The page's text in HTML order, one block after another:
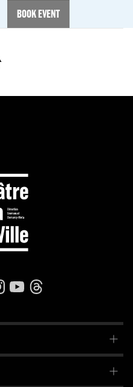
BOOK EVENT